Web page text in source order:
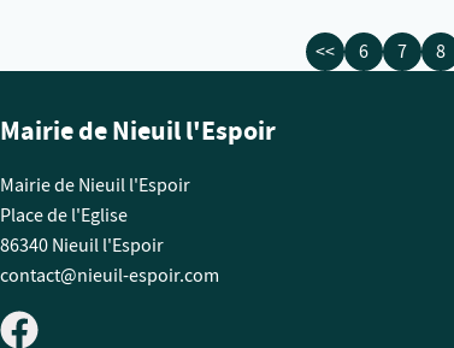
<< 6 7 8
Mairie de Nieuil l'Espoir
Mairie de Nieuil l'Espoir
Place de l'Eglise
86340 Nieuil l'Espoir
contact@nieuil-espoir.com